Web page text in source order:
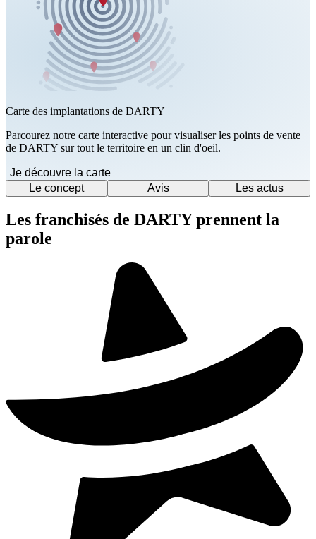
Carte des implantations de DARTY
Parcourez notre carte interactive pour visualiser les points de vente
de DARTY sur tout le territoire en un clin d'oeil.
Je découvre la carte
Le concept
Avis Les actus
Les franchisés de DARTY prennent la
parole